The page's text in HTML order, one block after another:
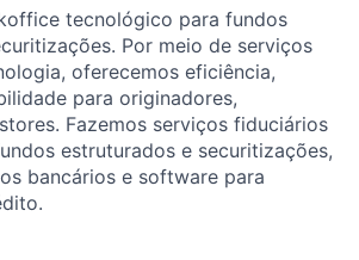
tecnológico para fundos
Por meio de serviços
oferecemos eficiência,
para originadores,
Fazemos serviços fiduciários
estruturados e securitizações,
bancários e software para